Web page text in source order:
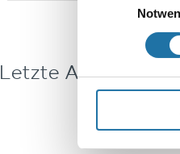
Letzte Artikel